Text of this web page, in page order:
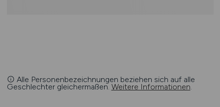
Alle Personenbezeichnungen beziehen sich auf alle
Geschlechter gleichermaßen. Weitere Informationen.